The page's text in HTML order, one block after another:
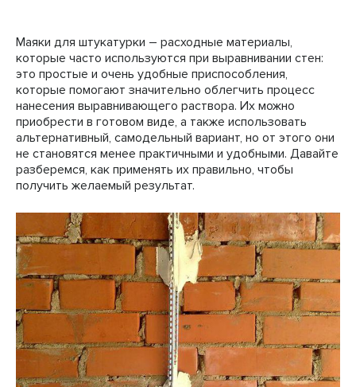
Маяки для штукатурки – расходные материалы,
которые часто используются при выравнивании стен:
это простые и очень удобные приспособления,
которые помогают значительно облегчить процесс
нанесения выравнивающего раствора. Их можно
приобрести в готовом виде, а также использовать
альтернативный, самодельный вариант, но от этого они
не становятся менее практичными и удобными. Давайте
разберемся, как применять их правильно, чтобы
получить желаемый результат.